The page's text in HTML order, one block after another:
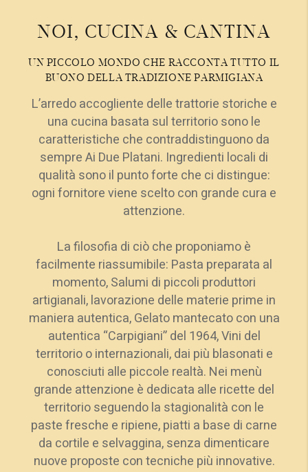
NOI, CUCINA & CANTINA
UN PICCOLO MONDO CHE RACCONTA TUTTO IL
BUONO DELLA TRADIZIONE PARMIGIANA
L’arredo accogliente delle trattorie storiche e
una cucina basata sul territorio sono le
caratteristiche che contraddistinguono da
sempre Ai Due Platani. Ingredienti locali di
qualità sono il punto forte che ci distingue:
ogni fornitore viene scelto con grande cura e
attenzione.
La filosofia di ciò che proponiamo è
facilmente riassumibile: Pasta preparata al
momento, Salumi di piccoli produttori
artigianali, lavorazione delle materie prime in
maniera autentica, Gelato mantecato con una
autentica “Carpigiani” del 1964, Vini del
territorio o internazionali, dai più blasonati e
conosciuti alle piccole realtà. Nei menù
grande attenzione è dedicata alle ricette del
territorio seguendo la stagionalità con le
paste fresche e ripiene, piatti a base di carne
da cortile e selvaggina, senza dimenticare
nuove proposte con tecniche più innovative.